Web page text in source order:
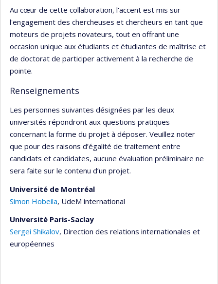
Au cœur de cette collaboration, l'accent est mis sur
l'engagement des chercheuses et chercheurs en tant que
moteurs de projets novateurs, tout en offrant une
occasion unique aux étudiants et étudiantes de maîtrise et
de doctorat de participer activement à la recherche de
pointe.
Renseignements
Les personnes suivantes désignées par les deux
universités répondront aux questions pratiques
concernant la forme du projet à déposer. Veuillez noter
que pour des raisons d’égalité de traitement entre
candidats et candidates, aucune évaluation préliminaire ne
sera faite sur le contenu d’un projet.
Université de Montréal
Simon Hobeila, UdeM international
Université Paris-Saclay
Sergei Shikalov, Direction des relations internationales et
européennes